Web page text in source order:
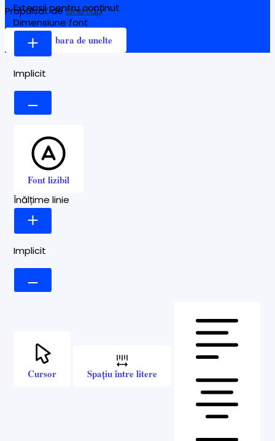
Propulsat deOneTap
Ascunde bara de unelte
Extensii pentru conținut
Dimensiune font
Implicit
Font lizibil
Înălțime linie
Implicit
Cursor Spațiu între litere